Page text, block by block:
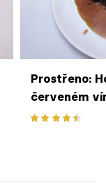
Prostřeno:
červeném
kaše